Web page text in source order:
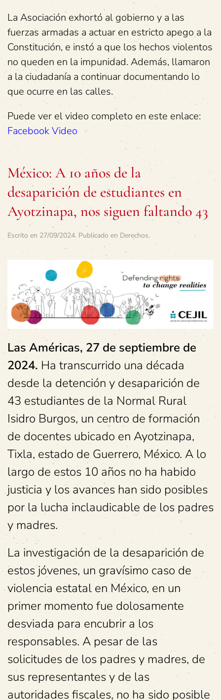
La Asociación exhortó al gobierno y a las
fuerzas armadas a actuar en estricto apego a la
Constitución, e instó a que los hechos violentos
no queden en la impunidad. Además, llamaron
a la ciudadanía a continuar documentando lo
que ocurre en las calles.
Puede ver el video completo en este enlace:
Facebook Video
México: A 10 años de la
desaparición de estudiantes en
Ayotzinapa, nos siguen faltando 43
Escrito en 27/09/2024. Publicado en Derechos.
Las Américas, 27 de septiembre de
2024. Ha transcurrido una década
desde la detención y desaparición de
43 estudiantes de la Normal Rural
Isidro Burgos, un centro de formación
de docentes ubicado en Ayotzinapa,
Tixla, estado de Guerrero, México. A lo
largo de estos 10 años no ha habido
justicia y los avances han sido posibles
por la lucha inclaudicable de los padres
y madres.
La investigación de la desaparición de
estos jóvenes, un gravísimo caso de
violencia estatal en México, en un
primer momento fue dolosamente
desviada para encubrir a los
responsables. A pesar de las
solicitudes de los padres y madres, de
sus representantes y de las
autoridades fiscales, no ha sido posible